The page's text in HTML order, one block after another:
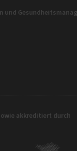
und
akkreditiert durch